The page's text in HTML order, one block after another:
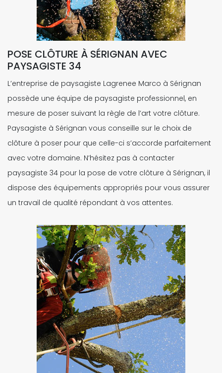
POSE CLÔTURE À SÉRIGNAN AVEC
PAYSAGISTE 34
L’entreprise de paysagiste Lagrenee Marco à Sérignan
possède une équipe de paysagiste professionnel, en
mesure de poser suivant la règle de l’art votre clôture.
Paysagiste à Sérignan vous conseille sur le choix de
clôture à poser pour que celle-ci s’accorde parfaitement
avec votre domaine. N’hésitez pas à contacter
paysagiste 34 pour la pose de votre clôture à Sérignan, il
dispose des équipements appropriés pour vous assurer
un travail de qualité répondant à vos attentes.